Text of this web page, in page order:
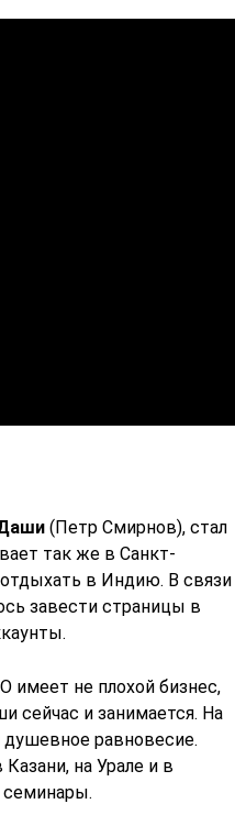
(Петр Смирнов), стал
так же в Санкт-
в Индию. В связи
завести страницы в
не плохой бизнес,
сейчас и занимается. На
равновесие.
на Урале и в
семинары.